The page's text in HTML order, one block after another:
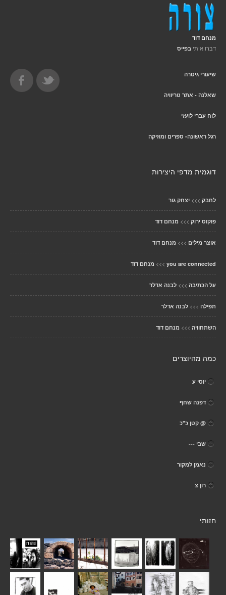
מנחם דוד
דברו איתי בפייס
שיעורי גיטרה
שאלנה - אתר טריוויה
לוח עברי לועזי
רגל ראשונה- ספרים ומוזיקה
דוגמית מדפי היצירות
לחבק >>> יצחק גור
פוקוס ירוק >>> מנחם דוד
אוצר מילים >>> מנחם דוד
you are connected
>>> מנחם דוד
על הכתיבה >>> לבנה אדלר
תפילה >>> לבנה אדלר
השתחוויה >>> מנחם דוד
כמה מהיוצרים
יוסי ע
דפנה שחף
@ קטן כ"כ
שבי ---
נאמן למקור
רון צ
חזותי